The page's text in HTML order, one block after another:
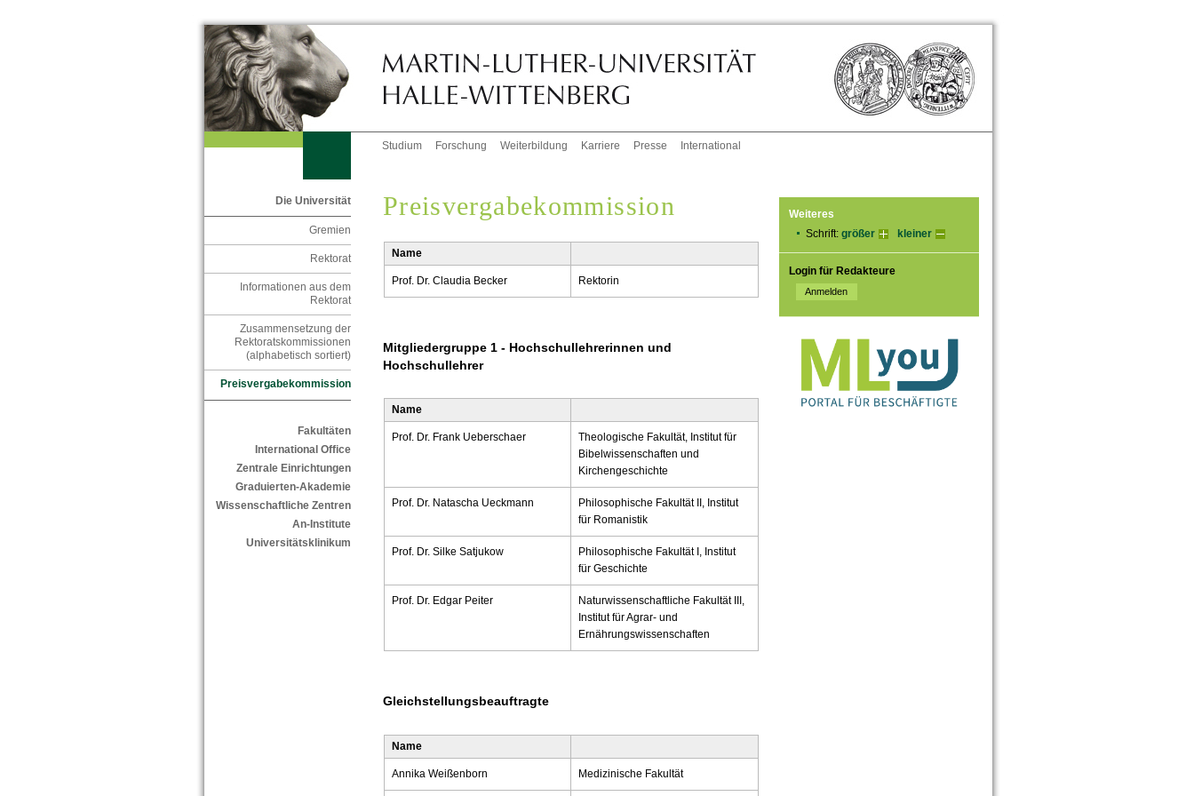
Studium Forschung Weiterbildung Karriere Presse International
Die Universität
Gremien
Rektorat
Informationen aus dem
Rektorat
Zusammensetzung der
Rektoratskommissionen
(alphabetisch sortiert)
Preisvergabekommission
Fakultäten
International Office
Zentrale Einrichtungen
Graduierten-Akademie
Wissenschaftliche Zentren
An-Institute
Universitätsklinikum
Weiteres
Schrift: größer kleiner
Login für Redakteure
Preisvergabekommission
Name
Prof. Dr. Claudia Becker Rektorin
Mitgliedergruppe 1 - Hochschullehrerinnen und
Hochschullehrer
Name
Prof. Dr. Frank Ueberschaer
Theologische Fakultät, Institut für
Bibelwissenschaften und
Kirchengeschichte
Prof. Dr. Natascha Ueckmann
Philosophische Fakultät II, Institut
für Romanistik
Prof. Dr. Silke Satjukow
Philosophische Fakultät I, Institut
für Geschichte
Prof. Dr. Edgar Peiter
Naturwissenschaftliche Fakultät III,
Institut für Agrar- und
Ernährungswissenschaften
Gleichstellungsbeauftragte
Name
Annika Weißenborn Medizinische Fakultät